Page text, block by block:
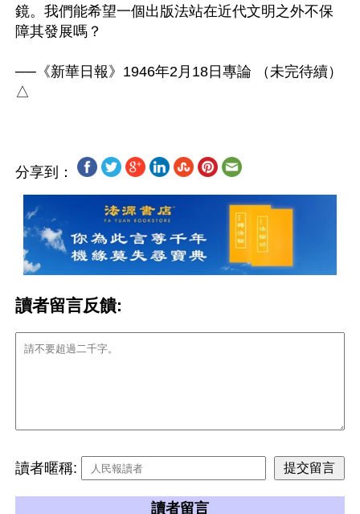
鏡。我們能希望一個出版法站在近代文明之外不保
障其發展嗎？
──《新華日報》1946年2月18日專論 （未完待續）
分享到：
讀者留言反饋:
讀者暱稱:
讀者留言